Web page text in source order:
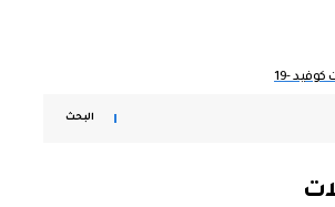
-19
البحث